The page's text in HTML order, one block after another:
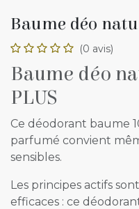
Baume déo
(0 avis)
Baume déo
PLUS
Ce déodorant baume
parfumé convient
sensibles.
Les principes actifs
efficaces : ce